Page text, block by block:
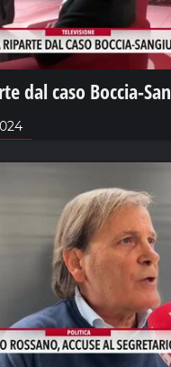
dal caso Boccia-